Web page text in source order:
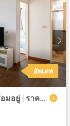
อัพเดท
คอนโด 2 ห้องนอนชั้นบนสุด เฟอร์ครบพร้อมอยู่ | ราคาต่ำกว่าตลาด -23.93% ติดต่อเราวันนี้!